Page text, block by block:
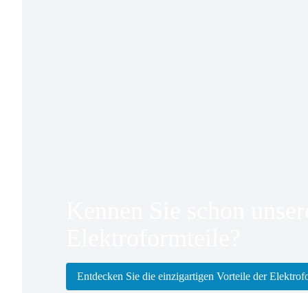
Entdecken Sie die einzigartigen Vorteile der